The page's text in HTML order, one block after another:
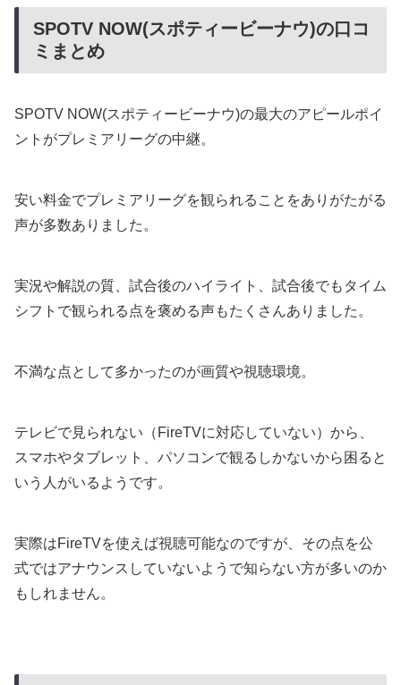
SPOTV NOW(スポティービーナウ)の口コ
ミまとめ
SPOTV NOW(スポティービーナウ)の最大のアピールポイ
ントがプレミアリーグの中継。
安い料金でプレミアリーグを観られることをありがたがる
声が多数ありました。
実況や解説の質、試合後のハイライト、試合後でもタイム
シフトで観られる点を褒める声もたくさんありました。
不満な点として多かったのが画質や視聴環境。
テレビで見られない（FireTVに対応していない）から、
スマホやタブレット、パソコンで観るしかないから困ると
いう人がいるようです。
実際はFireTVを使えば視聴可能なのですが、その点を公
式ではアナウンスしていないようで知らない方が多いのか
もしれません。